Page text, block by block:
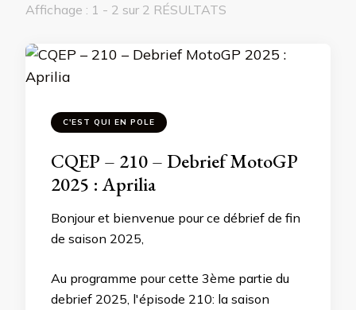
Affichage : 1 - 2 sur 2 RÉSULTATS
C'EST QUI EN POLE
CQEP – 210 – Debrief MotoGP
2025 : Aprilia
Bonjour et bienvenue pour ce débrief de fin
de saison 2025,
Au programme pour cette 3ème partie du
debrief 2025, l'épisode 210: la saison